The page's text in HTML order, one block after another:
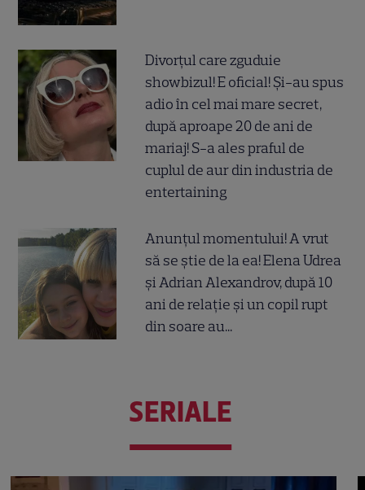
Divorțul care zguduie
showbizul! E oficial! Și-au spus
adio în cel mai mare secret,
după aproape 20 de ani de
mariaj! S-a ales praful de
cuplul de aur din industria de
entertaining
Anunțul momentului! A vrut
să se știe de la ea! Elena Udrea
și Adrian Alexandrov, după 10
ani de relație și un copil rupt
din soare au...
SERIALE